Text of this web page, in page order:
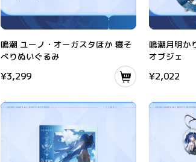
鳴潮 ユーノ・オーガスタほか 寝そ
べりぬいぐるみ
¥3,299
鳴潮月明か
オブジェ
¥2,022